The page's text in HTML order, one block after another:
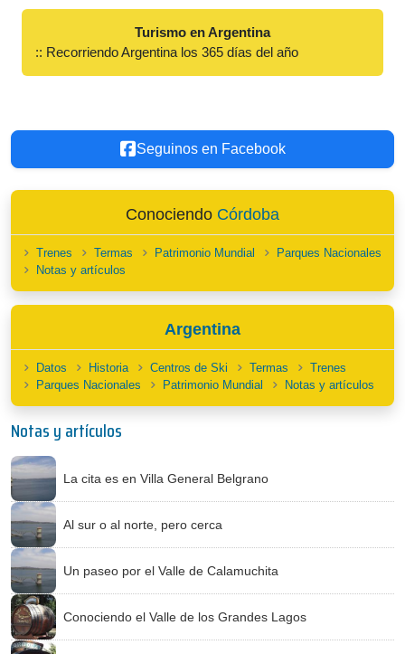
Turismo en Argentina
:: Recorriendo Argentina los 365 días del año
Seguinos en Facebook
Conociendo Córdoba
Trenes Termas Patrimonio Mundial
Parques Nacionales
Notas y artículos
Argentina
Datos Historia Centros de Ski Termas
Trenes
Parques Nacionales
Patrimonio Mundial Notas y artículos
Notas y artículos
La cita es en Villa General Belgrano
Al sur o al norte, pero cerca
Un paseo por el Valle de Calamuchita
Conociendo el Valle de los Grandes Lagos